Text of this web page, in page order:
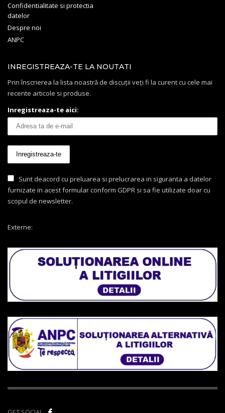
Confidentialitate si protectia
datelor
Despre noi
ANPC
INREGISTREAZA-TE LA NOUTATI
Prin înscrierea la lista noastră de discuții veți fi la curent cu cele mai
recente articole si produse.
Inregistreaza-te aici:
Sunt deacord cu preluarea si prelucrarea in siguranta a datelor
furnizate in acest formular conform GDPR si sa fie utilizate doar cu
scopul de newsletter.
Externe: